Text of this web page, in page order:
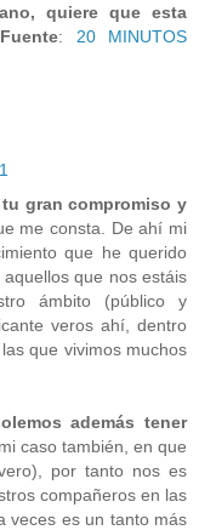
quiere que esta
Fuente: 20 MINUTOS
gran compromiso y
me consta. De ahí mi
que he querido
que nos estáis
ámbito (público y
veros ahí, dentro
que vivimos muchos
además tener
caso también, en que
por tanto nos es
compañeros en las
veces es un tanto más